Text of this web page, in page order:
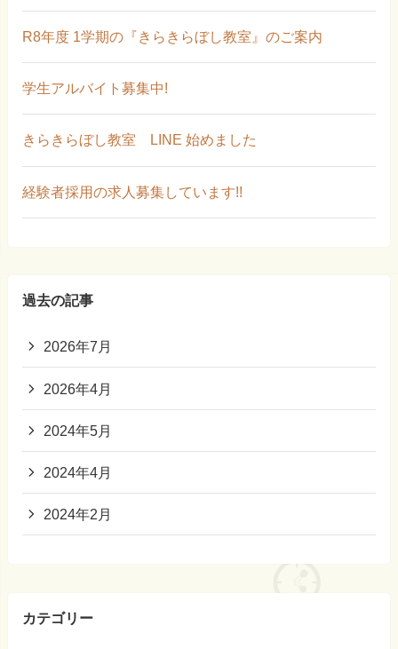
R8年度 1学期の『きらきらぼし教室』のご案内
学生アルバイト募集中!
きらきらぼし教室 LINE 始めました
経験者採用の求人募集しています!!
過去の記事
2026年7月
2026年4月
2024年5月
2024年4月
2024年2月
カテゴリー